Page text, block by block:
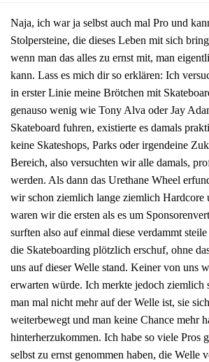
Naja, ich war ja selbst auch mal Pro und
Stolpersteine, die dieses Leben mit sich
wenn man das alles zu ernst mit, man
kann. Lass es mich dir so erklären: Ich
in erster Linie meine Brötchen mit
genauso wenig wie Tony Alva oder Jay
Skateboard fuhren, existierte es damals
keine Skateshops, Parks oder irgendeine
Bereich, also versuchten wir alle damals,
werden. Als dann das Urethane Wheel
wir schon ziemlich lange ziemlich Hardcore
waren wir die ersten als es um
surften also auf einmal diese verdammt
die Skateboarding plötzlich erschuf, ohne
uns auf dieser Welle stand. Keiner von uns
erwarten würde. Ich merkte jedoch ziemlich
man mal nicht mehr auf der Welle ist, sie
weiterbewegt und man keine Chance mehr
hinterherzukommen. Ich habe so viele Pros
selbst zu ernst genommen haben, die Welle